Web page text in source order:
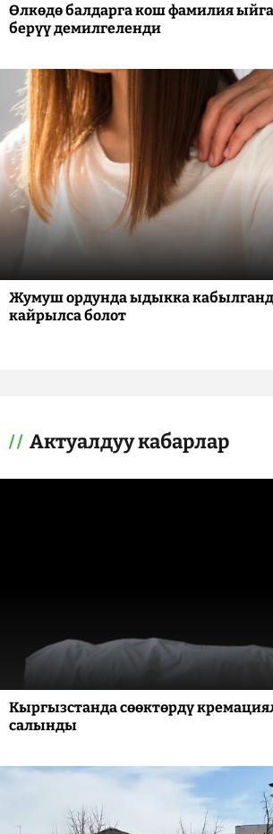
Өлкөдө балдарга кош фамилия
берүү демилгеленди
Жумуш ордунда ыдыкка
кайрылса болот
Актуалдуу кабарлар
Кыргызстанда сөөктөрдү
салынды